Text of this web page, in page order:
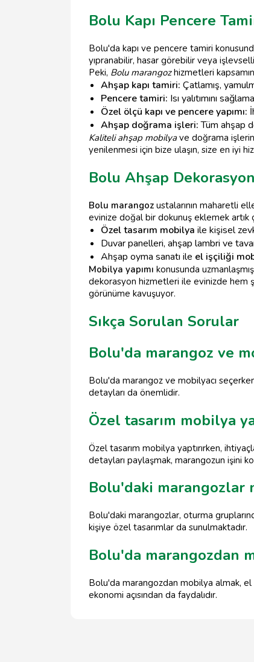
Bolu Kapı Pencere
Bolu'da kapı ve pencere tamiri
yıpranabilir, hasar görebilir veya
Peki, Bolu marangozhizmetleri
Ahşap kapı tamiri: Çatlamış,
Pencere tamiri: Isı yalıtımını
Özel ölçü kapı ve pencere yapımı:
Ahşap doğrama işleri:Tüm ahşap
Kaliteli ahşap mobilyave doğrama
yenilenmesi için bize ulaşın, size en iyi
Bolu Ahşap
Bolu marangoz ustalarının maharetli
evinize doğal bir dokunuş eklemek artık
Özel tasarım mobilya ile kişisel
Duvar panelleri, ahşap lambri ve
Ahşap oyma sanatı ile el işçiliği
Mobilya yapımı konusunda uzmanlaşmış
dekorasyon hizmetleri ile evinizde hem
görünüme kavuşuyor.
Sıkça Sorulan Sorular
Bolu'da marangoz ve
Bolu'da marangoz ve mobilyacı
detayları da önemlidir.
Özel tasarım mobilya
Özel tasarım mobilya yaptırırken,
detayları paylaşmak, marangozun işini
Bolu'daki marangozlar
Bolu'daki marangozlar, oturma
kişiye özel tasarımlar da sunulmaktadır.
Bolu'da marangozdan
Bolu'da marangozdan mobilya almak,
ekonomi açısından da faydalıdır.